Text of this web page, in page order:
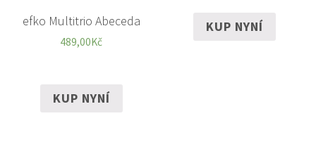
efko Multitrio Abeceda
489,00Kč
KUP NYNÍ
KUP NYNÍ